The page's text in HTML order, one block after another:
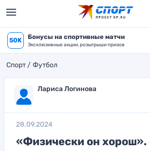
50K Бонусы на спортивные матчи
Эксклюзивные акции, розыгрыши призов
Спорт Футбол
Лариса Логинова
28.09.2024
«Физически он хорош».